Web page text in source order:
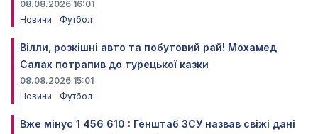
08.08.2026 16:01
Новини
Футбол
Вілли, розкішні авто та побутовий рай! Мохамед
Салах потрапив до турецької казки
08.08.2026 15:01
Новини
Футбол
Вже мінус 1 456 610 : Генштаб ЗСУ назвав свіжі дані